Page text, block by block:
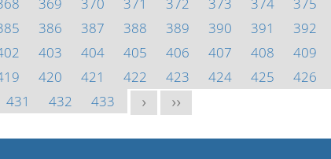
386 387 388 389 390 391 392
403 404 405 406 407 408 409
420 421 422 423 424 425 426
431
432 433 > >>